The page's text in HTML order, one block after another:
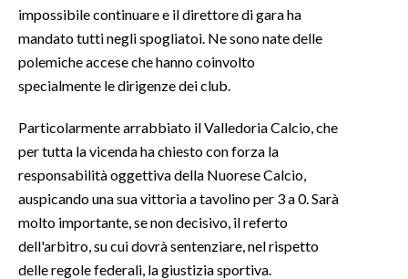
INSULARITÀ
ABBONATI
SPIAGGE
STORE
impossibile continuare e il direttore di gara ha
mandato tutti negli spogliatoi. Ne sono nate delle
polemiche accese che hanno coinvolto
specialmente le dirigenze dei club.
Particolarmente arrabbiato il Valledoria Calcio, che
per tutta la vicenda ha chiesto con forza la
responsabilità oggettiva della Nuorese Calcio,
auspicando una sua vittoria a tavolino per 3 a 0. Sarà
molto importante, se non decisivo, il referto
dell'arbitro, su cui dovrà sentenziare, nel rispetto
delle regole federali, la giustizia sportiva.